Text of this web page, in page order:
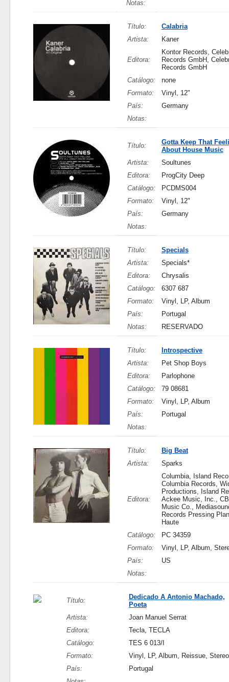
Notas:
Título:
Calabria
Artista:
Kaner
Editora:
Kontor Records,
Records GmbH,
Records GmbH
Catálogo:
none
Formato:
Vinyl, 12"
País:
Germany
Notas:
Título:
Gotta Keep That
About House Music
Artista:
Soultunes
Editora:
ProgCity Deep
Catálogo:
PCDMS004
Formato:
Vinyl, 12"
País:
Germany
Notas:
Título:
Specials
Artista:
Specials*
Editora:
Chrysalis
Catálogo:
6307 687
Formato:
Vinyl, LP, Album
País:
Portugal
Notas:
RESERVADO
Título:
Introspective
Artista:
Pet Shop Boys
Editora:
Parlophone
Catálogo:
79 08681
Formato:
Vinyl, LP, Album
País:
Portugal
Notas:
Título:
Big Beat
Artista:
Sparks
Editora:
Columbia, Island
Columbia Records,
Productions, Island
Ackee Music, Inc.,
Music Co.,
Records Pressing
Haute
Catálogo:
PC 34359
Formato:
Vinyl, LP, Album,
País:
US
Notas:
Título:
Dedicado A Antonio Machado,
Poeta
Artista:
Joan Manuel Serrat
Editora:
Tecla, TECLA
Catálogo:
TES 6 013/I
Formato:
Vinyl, LP, Album, Reissue, Stereo
País:
Portugal